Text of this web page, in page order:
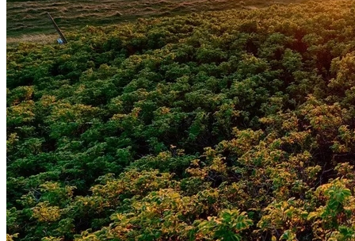
Fluminense